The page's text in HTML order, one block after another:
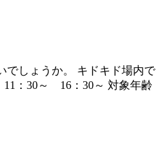
しょうか。 キドキド場内
：30～ 16：30～ 対象年